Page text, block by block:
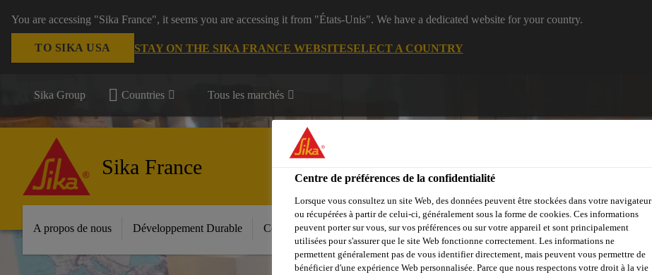
You are accessing "Sika France", it seems you are accessing it from "États-Unis". We have a dedicated website for your country.
TO SIKA USA STAY ON THE SIKA FRANCE WEBSITESELECT A COUNTRY
Sika Group Countries Tous les marchés
Sika France
A propos de nous Développement Durable Construction Bricolage Industrie Nos Marques Documents & Outils
Centre de préférences de la confidentialité
Lorsque vous consultez un site Web, des données peuvent être stockées dans votre navigateur
ou récupérées à partir de celui-ci, généralement sous la forme de cookies. Ces informations
peuvent porter sur vous, sur vos préférences ou sur votre appareil et sont principalement
utilisées pour s'assurer que le site Web fonctionne correctement. Les informations ne
permettent généralement pas de vous identifier directement, mais peuvent vous permettre de
bénéficier d'une expérience Web personnalisée. Parce que nous respectons votre droit à la vie